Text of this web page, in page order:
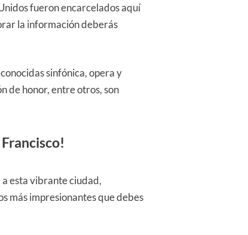
fueron encarcelados aquí
la información deberás
sinfónica, opera y
de honor, entre otros, son
a esta vibrante ciudad,
más impresionantes que debes